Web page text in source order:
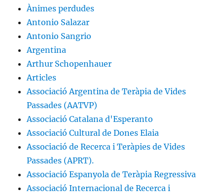
Ànimes perdudes
Antonio Salazar
Antonio Sangrio
Argentina
Arthur Schopenhauer
Articles
Associació Argentina de Teràpia de Vides
Passades (AATVP)
Associació Catalana d'Esperanto
Associació Cultural de Dones Elaia
Associació de Recerca i Teràpies de Vides
Passades (APRT).
Associació Espanyola de Teràpia Regressiva
Associació Internacional de Recerca i